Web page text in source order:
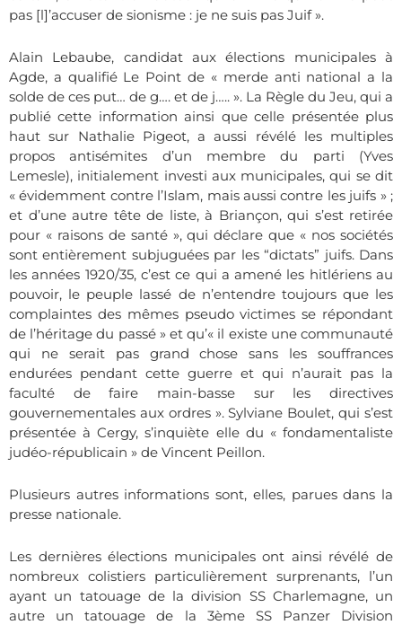
pas [l]’accuser de sionisme : je ne suis pas Juif ».
Alain Lebaube, candidat aux élections municipales à
Agde, a qualifié Le Point de « merde anti national a la
solde de ces put… de g…. et de j….. ». La Règle du Jeu, qui a
publié cette information ainsi que celle présentée plus
haut sur Nathalie Pigeot, a aussi révélé les multiples
propos antisémites d’un membre du parti (Yves
Lemesle), initialement investi aux municipales, qui se dit
« évidemment contre l’Islam, mais aussi contre les juifs » ;
et d’une autre tête de liste, à Briançon,qui s’est retirée
pour « raisons de santé », qui déclare que « nos sociétés
sont entièrement subjuguées par les “dictats” juifs. Dans
les années 1920/35, c’est ce qui a amené les hitlériens au
pouvoir, le peuple lassé de n’entendre toujours que les
complaintes des mêmes pseudo victimes se répondant
de l’héritage du passé » et qu’« il existe une communauté
qui ne serait pas grand chose sans les souffrances
endurées pendant cette guerre et qui n’aurait pas la
faculté de faire main-basse sur les directives
gouvernementales aux ordres ». Sylviane Boulet, qui s’est
présentée à Cergy, s’inquiète elle du « fondamentaliste
judéo-républicain » de Vincent Peillon.
Plusieurs autres informations sont, elles, parues dans la
presse nationale.
Les dernières élections municipales ont ainsi révélé de
nombreux colistiers particulièrement surprenants, l’un
ayant un tatouage de la division SS Charlemagne, un
autre un tatouage de la 3ème SS Panzer Division